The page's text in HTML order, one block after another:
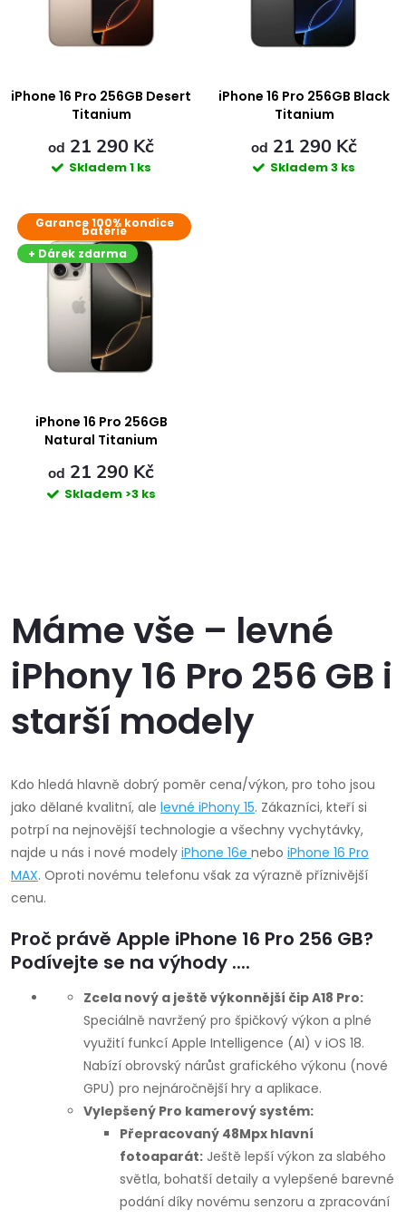
p
o
d
p
d
iPhone 16 Pro 256GB Desert
Titanium
od 21 290 Kč
Skladem1 ks
iPhone 16 Pro 256GB Black
Titanium
od 21 290 Kč
Skladem3 ks
Garance 100% kondice
baterie
+ Dárek zdarma
iPhone 16 Pro 256GB
Natural Titanium
od 21 290 Kč
Skladem >3 ks
v
l
á
d
a
c
í
p
r
v
Máme vše – levné
iPhony 16 Pro 256 GB i
starší modely
Kdo hledá hlavně dobrý poměr cena/výkon, pro toho jsou
jako dělané kvalitní, ale levné iPhony 15. Zákazníci, kteří si
potrpí na nejnovější technologie a všechny vychytávky,
najde u nás i nové modely iPhone 16e nebo iPhone 16 Pro
MAX. Oproti novému telefonu však za výrazně příznivější
cenu.
Proč právě Apple iPhone 16 Pro 256 GB?
Podívejte se na výhody ....
Zcela nový a ještě výkonnější čip A18 Pro:
Speciálně navržený pro špičkový výkon a plné
využití funkcí Apple Intelligence (AI) v iOS 18.
Nabízí obrovský nárůst grafického výkonu (nové
GPU) pro nejnáročnější hry a aplikace.
Vylepšený Pro kamerový systém:
Přepracovaný 48Mpx hlavní
fotoaparát: Ještě lepší výkon za slabého
světla, bohatší detaily a vylepšené barevné
podání díky novému senzoru a zpracování